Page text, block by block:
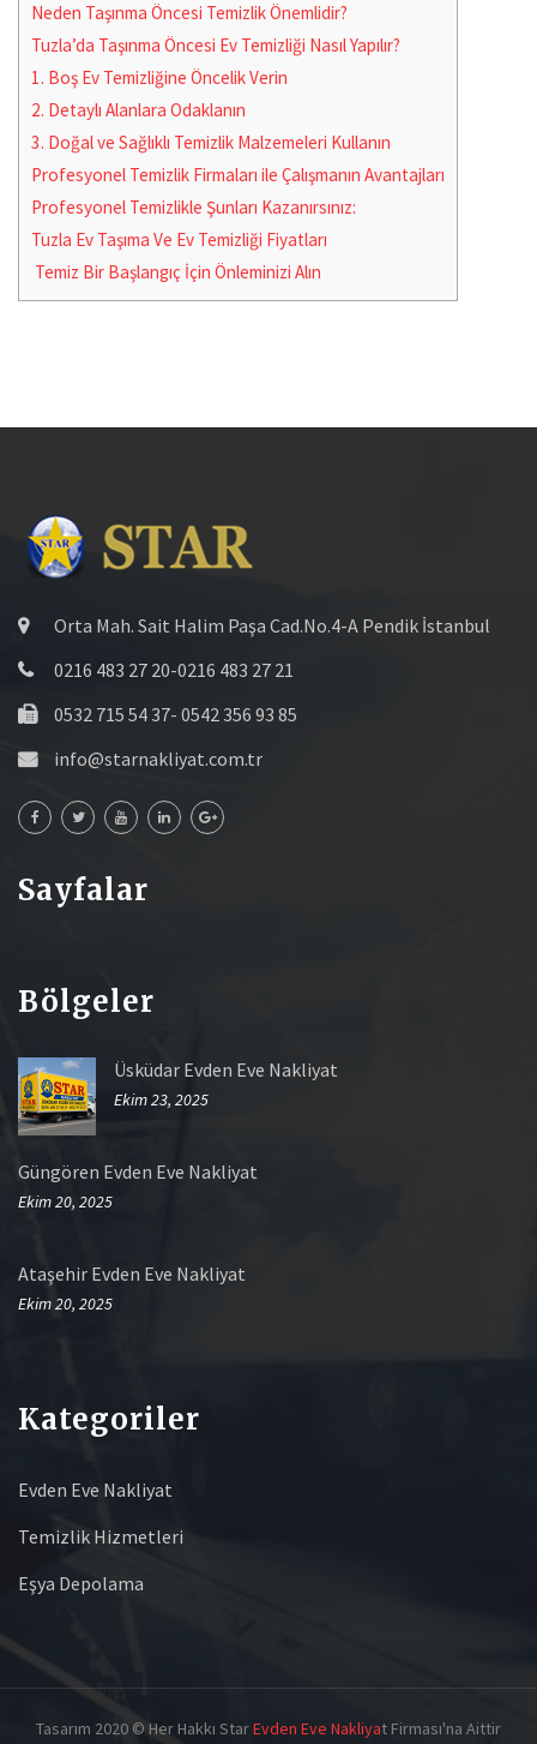
Neden Taşınma Öncesi Temizlik Önemlidir?
Tuzla’da Taşınma Öncesi Ev Temizliği Nasıl Yapılır?
1. Boş Ev Temizliğine Öncelik Verin
2. Detaylı Alanlara Odaklanın
3. Doğal ve Sağlıklı Temizlik Malzemeleri Kullanın
Profesyonel Temizlik Firmaları ile Çalışmanın Avantajları
Profesyonel Temizlikle Şunları Kazanırsınız:
Tuzla Ev Taşıma Ve Ev Temizliği Fiyatları
Temiz Bir Başlangıç İçin Önleminizi Alın
Orta Mah. Sait Halim Paşa Cad.No.4-A Pendik İstanbul
0216 483 27 20-0216 483 27 21
0532 715 54 37- 0542 356 93 85
info@starnakliyat.com.tr
Sayfalar
Bölgeler
Üsküdar Evden Eve Nakliyat
Ekim 23, 2025
Güngören Evden Eve Nakliyat
Ekim 20, 2025
Ataşehir Evden Eve Nakliyat
Ekim 20, 2025
Kategoriler
Evden Eve Nakliyat
Temizlik Hizmetleri
Eşya Depolama
Tasarım 2020 © Her Hakkı StarEvden Eve Nakliyat Firması'na Aittir